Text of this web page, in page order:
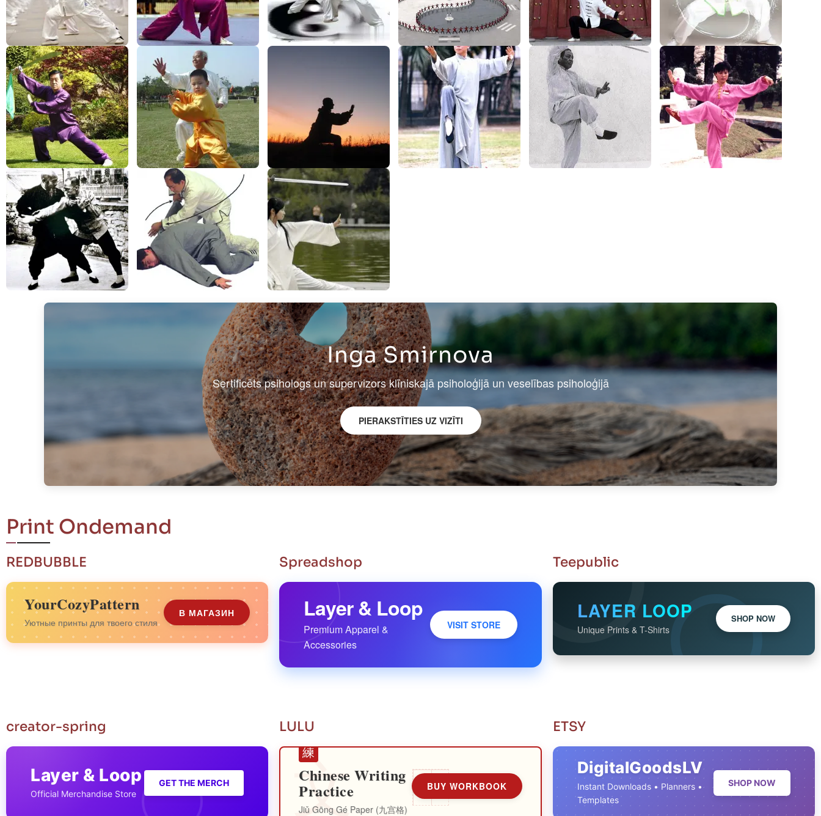
Inga Smirnova
Sertificēts psihologs un supervizors klīniskajā psiholoģijā un veselības psiholoģijā
PIERAKSTĪTIES UZ VIZĪTI
Print Ondemand
REDBUBBLE
YourCozyPattern
Уютные принты для твоего стиля
В МАГАЗИН
Spreadshop
Layer & Loop
Premium Apparel &
Accessories
VISIT STORE
Teepublic
LAYER LOOP
Unique Prints & T-Shirts
SHOP NOW
creator-spring
Layer & Loop
Official Merchandise Store
GET THE MERCH
LULU
練
Chinese Writing
Practice
Jiǔ Gōng Gé Paper (九宫格)
BUY WORKBOOK
ETSY
DigitalGoodsLV
Instant Downloads • Planners •
Templates
SHOP NOW